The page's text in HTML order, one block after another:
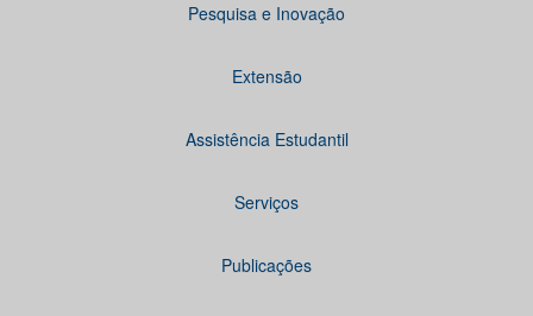
Pesquisa e Inovação
Extensão
Assistência Estudantil
Serviços
Publicações